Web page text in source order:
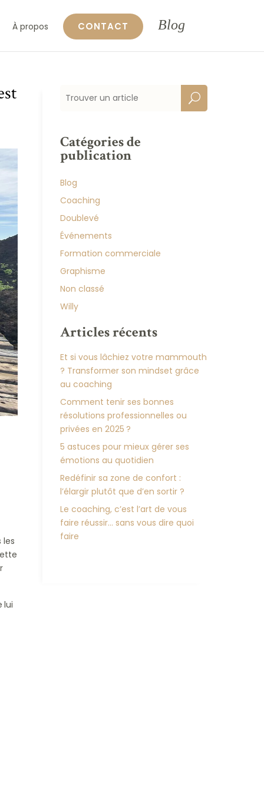
À propos CONTACT Blog
les
lui
Catégories de
publication
Blog
Coaching
Doublevé
Événements
Formation commerciale
Graphisme
Non classé
Willy
Articles récents
Et si vous lâchiez votre mammouth
? Transformer son mindset grâce
au coaching
Comment tenir ses bonnes
résolutions professionnelles ou
privées en 2025 ?
5 astuces pour mieux gérer ses
émotions au quotidien
Redéfinir sa zone de confort :
l’élargir plutôt que d’en sortir ?
Le coaching, c’est l’art de vous
faire réussir… sans vous dire quoi
faire